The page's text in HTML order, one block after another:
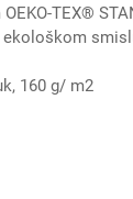
TEX®
ekološkom
160 g/ m2